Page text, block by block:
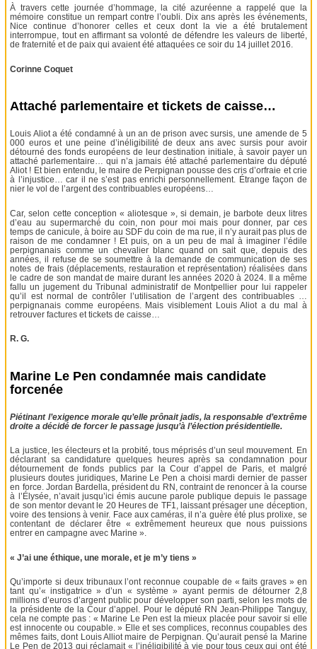
À travers cette journée d’hommage, la cité azuréenne a rappelé que la
mémoire constitue un rempart contre l’oubli. Dix ans après les événements,
Nice continue d’honorer celles et ceux dont la vie a été brutalement
interrompue, tout en affirmant sa volonté de défendre les valeurs de liberté,
de fraternité et de paix qui avaient été attaquées ce soir du 14 juillet 2016.
Corinne Coquet
Attaché parlementaire et tickets de caisse…
Louis Aliot a été condamné à un an de prison avec sursis, une amende de 5
000 euros et une peine d’inéligibilité de deux ans avec sursis pour avoir
détourné des fonds européens de leur destination initiale, à savoir payer un
attaché parlementaire… qui n’a jamais été attaché parlementaire du député
Aliot ! Et bien entendu, le maire de Perpignan pousse des cris d’orfraie et crie
à l’injustice… car il ne s’est pas enrichi personnellement. Étrange façon de
nier le vol de l’argent des contribuables européens…
Car, selon cette conception « aliotesque », si demain, je barbote deux litres
d’eau au supermarché du coin, non pour moi mais pour donner, par ces
temps de canicule, à boire au SDF du coin de ma rue, il n’y aurait pas plus de
raison de me condamner ! Et puis, on a un peu de mal à imaginer l’édile
perpignanais comme un chevalier blanc quand on sait que, depuis des
années, il refuse de se soumettre à la demande de communication de ses
notes de frais (déplacements, restauration et représentation) réalisées dans
le cadre de son mandat de maire durant les années 2020 à 2024. Il a même
fallu un jugement du Tribunal administratif de Montpellier pour lui rappeler
qu’il est normal de contrôler l’utilisation de l’argent des contribuables …
perpignanais comme européens. Mais visiblement Louis Aliot a du mal à
retrouver factures et tickets de caisse…
R. G.
Marine Le Pen condamnée mais candidate
forcenée
Piétinant l’exigence morale qu’elle prônait jadis, la responsable d’extrême
droite a décidé de forcer le passage jusqu’à l’élection présidentielle.
La justice, les électeurs et la probité, tous méprisés d’un seul mouvement. En
déclarant sa candidature quelques heures après sa condamnation pour
détournement de fonds publics par la Cour d’appel de Paris, et malgré
plusieurs doutes juridiques, Marine Le Pen a choisi mardi dernier de passer
en force. Jordan Bardella, président du RN, contraint de renoncer à la course
à l’Élysée, n’avait jusqu’ici émis aucune parole publique depuis le passage
de son mentor devant le 20 Heures de TF1, laissant présager une déception,
voire des tensions à venir. Face aux caméras, il n’a guère été plus prolixe, se
contentant de déclarer être « extrêmement heureux que nous puissions
entrer en campagne avec Marine ».
« J’ai une éthique, une morale, et je m’y tiens »
Qu’importe si deux tribunaux l’ont reconnue coupable de « faits graves » en
tant qu’« instigatrice » d’un « système » ayant permis de détourner 2,8
millions d’euros d’argent public pour développer son parti, selon les mots de
la présidente de la Cour d’appel. Pour le député RN Jean-Philippe Tanguy,
cela ne compte pas : « Marine Le Pen est la mieux placée pour savoir si elle
est innocente ou coupable. » Elle et ses complices, reconnus coupables des
mêmes faits, dont Louis Alliot maire de Perpignan. Qu’aurait pensé la Marine
Le Pen de 2013 qui réclamait « l’inéligibilité à vie pour tous ceux qui ont été